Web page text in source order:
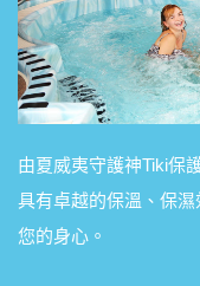
由夏威夷守護神Tiki保
具有卓越的保溫、保
您的身心。